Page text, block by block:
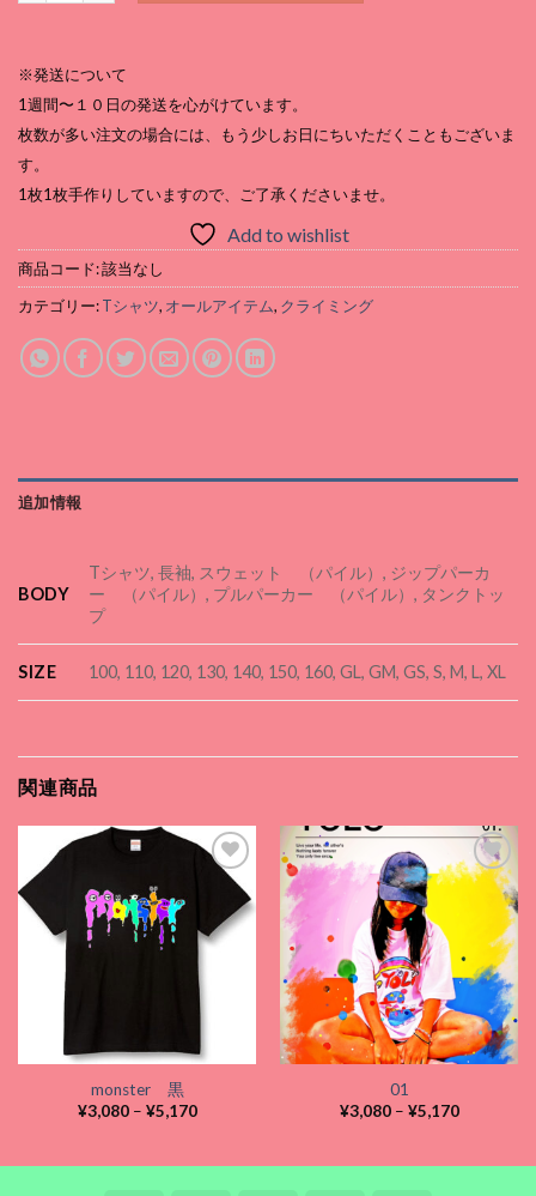
※発送について
1週間〜１０日の発送を心がけています。
枚数が多い注文の場合には、もう少しお日にちいただくこともございま
す。
1枚1枚手作りしていますので、ご了承くださいませ。
Add to wishlist
商品コード:該当なし
カテゴリー:Tシャツ, オールアイテム, クライミング
追加情報
BODY
Tシャツ, 長袖, スウェット （パイル）, ジップパーカ
ー （パイル）, プルパーカー （パイル）, タンクトッ
プ
SIZE 100, 110, 120, 130, 140, 150, 160, GL, GM, GS, S, M, L, XL
関連商品
Add to
wishlist
monster 黒
¥3,080 – ¥5,170価
–
wishlist
01
¥3,080 – ¥5,170価
–